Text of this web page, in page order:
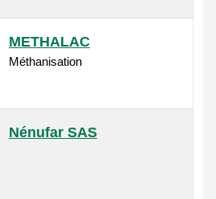
METHALAC
Méthanisation
Nénufar SAS